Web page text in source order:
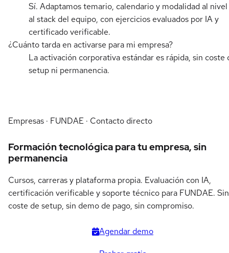
Sí. Adaptamos temario, calendario y modalidad al
al stack del equipo, con ejercicios evaluados por IA y
certificado verificable.
¿Cuánto tarda en activarse para mi empresa?
La activación corporativa estándar es rápida, sin coste
setup ni permanencia.
Empresas · FUNDAE · Contacto directo
Formación tecnológica para tu empresa, sin
permanencia
Cursos, carreras y plataforma propia. Evaluación con IA,
certificación verificable y soporte técnico para FUNDAE. Sin
coste de setup, sin demo de pago, sin compromiso.
Agendar demo